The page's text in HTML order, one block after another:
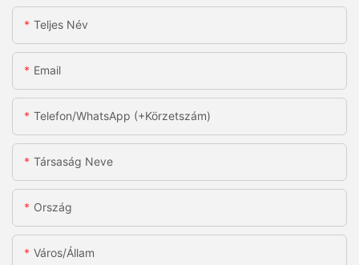
Teljes Név
Email
Telefon/WhatsApp (+körzetszám)
Társaság Neve
Ország
Város/állam